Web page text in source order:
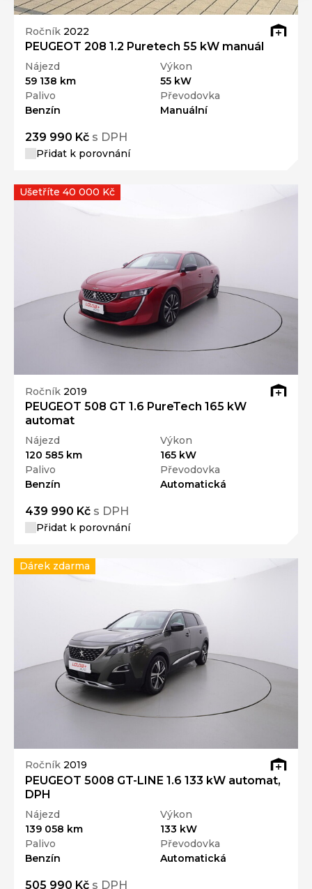
Ročník 2022
PEUGEOT 208 1.2 Puretech 55 kW manuál
Nájezd
59 138 km
Výkon
55 kW
Palivo
Benzín
Převodovka
Manuální
239 990 Kč s DPH
Přidat k porovnání
Ročník 2019
PEUGEOT 508 GT 1.6 PureTech 165 kW
automat
Nájezd
120 585 km
Výkon
165 kW
Palivo
Benzín
Převodovka
Automatická
439 990 Kč s DPH
Přidat k porovnání
Ušetříte 40 000 Kč
Ročník 2019
PEUGEOT 5008 GT-LINE 1.6 133 kW automat,
DPH
Nájezd
139 058 km
Výkon
133 kW
Palivo
Benzín
Převodovka
Automatická
505 990 Kč s DPH
Dárek zdarma